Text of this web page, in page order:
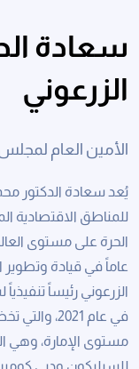
سعادة
الزرعوني
الأمين العام
ﻳُﻌﺪ ﺳﻌﺎدة اﻟﺪﻛﺘﻮر
ﻟﻠﻤﻨﺎﻃﻖ اﻻﻗﺘﺼﺎدﻳﺔ
ﻋﺎﻣﺎً ﻓﻲ ﻗﻴﺎدة
اﻟﺰرﻋﻮﻧﻲ رﺋﻴﺴﺎً
ﻓﻲ ﻋﺎم
ﻣﺴﺘﻮى اﻹﻣﺎرة، وﻫﻲ